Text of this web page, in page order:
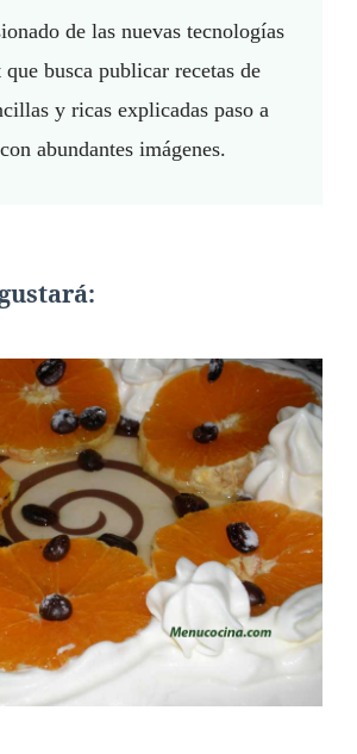
de las nuevas tecnologías
busca publicar recetas de
y ricas explicadas paso a
abundantes imágenes.